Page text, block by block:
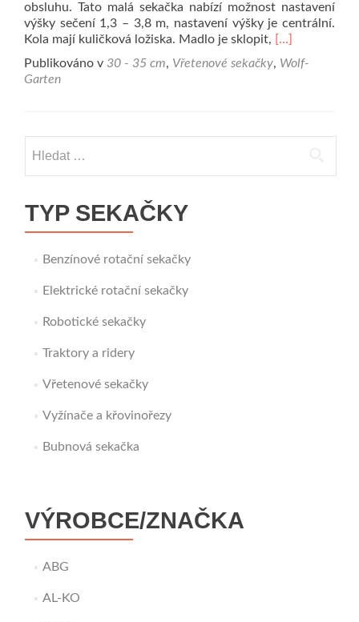
obsluhu. Tato malá sekačka nabízí možnost nastavení
výšky sečení 1,3 – 3,8 m, nastavení výšky je centrální.
Kola mají kuličková ložiska. Madlo je sklopit, Přečíst si víc
[…]
Publikováno v 30 - 35 cm, Vřetenové sekačky, Wolf-
Garten
TYP SEKAČKY
Benzínové rotační sekačky
Elektrické rotační sekačky
Robotické sekačky
Traktory a ridery
Vřetenové sekačky
Vyžínače a křovinořezy
Bubnová sekačka
VÝROBCE/ZNAČKA
ABG
AL-KO